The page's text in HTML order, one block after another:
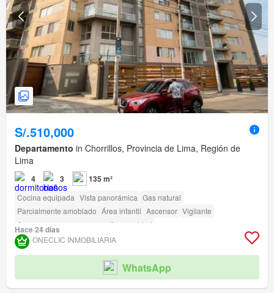
S/.510,000
Departamento in Chorrillos, Provincia de Lima, Región de
Lima
4 3 135 m²
Cocina equipada Vista panorámica Gas natural
Parcialmente amoblado Área infantil Ascensor Vigilante
Acceso para personas con discapacidad
Hace 24 días
ONECLIC INMOBILIARIA
WhatsApp